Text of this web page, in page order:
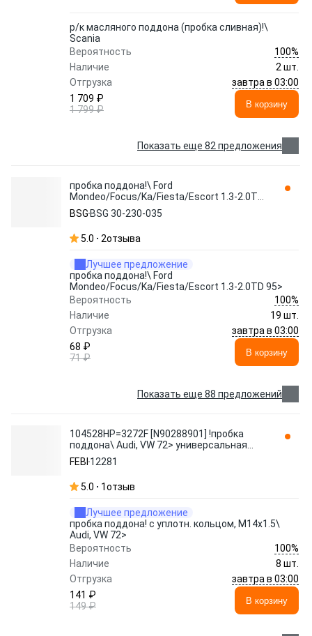
р/к масляного поддона (пробка сливная)!\
Scania
Вероятность
100%
Наличие
2 шт.
Отгрузка
завтра в 03:00
1 709 ₽
1 799 ₽
В корзину
Показать еще 82 предложения
пробка поддона!\ Ford
Mondeo/Focus/Ka/Fiesta/Escort 1.3-2.0TD
95> BSG 30-230-035 BSG
BSG BSG 30-230-035
5.0 2отзыва
Лучшее предложение
пробка поддона!\ Ford
Mondeo/Focus/Ka/Fiesta/Escort 1.3-2.0TD 95>
Вероятность
100%
Наличие
19 шт.
Отгрузка
завтра в 03:00
68 ₽
71 ₽
В корзину
Показать еще 88 предложений
104528HP=3272F [N90288901] !пробка
поддона\ Audi, VW 72> универсальная
M14x1,5 12281 FEBI
FEBI 12281
5.0 1отзыв
Лучшее предложение
пробка поддона! с уплотн. кольцом, M14x1.5\
Audi, VW 72>
Вероятность
100%
Наличие
8 шт.
Отгрузка
завтра в 03:00
141 ₽
149 ₽
В корзину